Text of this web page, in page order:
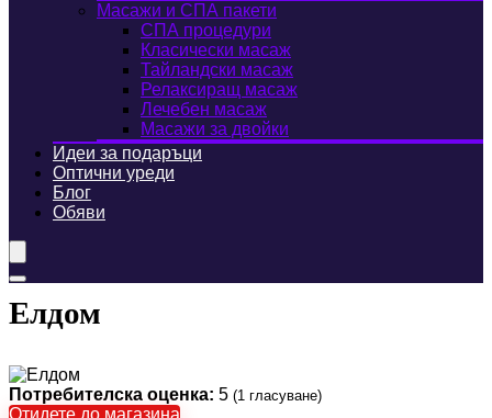
Масажи и СПА пакети
СПА процедури
Класически масаж
Тайландски масаж
Релаксиращ масаж
Лечебен масаж
Масажи за двойки
Идеи за подаръци
Оптични уреди
Блог
Обяви
Елдом
Потребителска оценка: 5 (1 гласуване)
Отидете до магазина